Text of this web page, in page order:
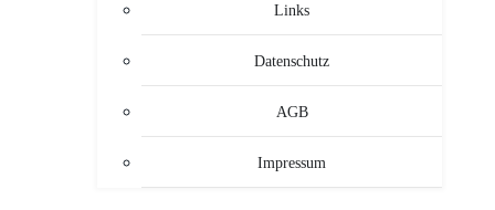
Links
Datenschutz
AGB
Impressum